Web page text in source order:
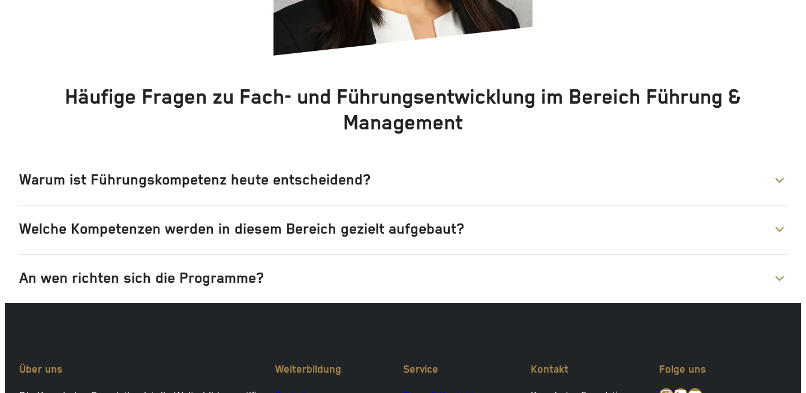
Häufige Fragen zu Fach- und Führungsentwicklung im Bereich Führung &
Management
Warum ist Führungskompetenz heute entscheidend?
Welche Kompetenzen werden in diesem Bereich gezielt aufgebaut?
An wen richten sich die Programme?
Über uns Weiterbildung Service Kontakt Folge uns